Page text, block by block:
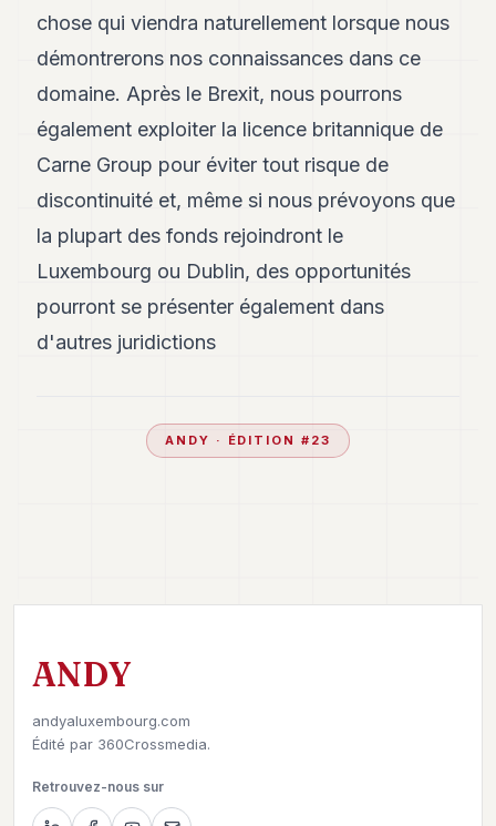
chose qui viendra naturellement lorsque nous
démontrerons nos connaissances dans ce
domaine. Après le Brexit, nous pourrons
également exploiter la licence britannique de
Carne Group pour éviter tout risque de
discontinuité et, même si nous prévoyons que
la plupart des fonds rejoindront le
Luxembourg ou Dublin, des opportunités
pourront se présenter également dans
d'autres juridictions
ANDY · ÉDITION # 23
ANDY
andyaluxembourg.com
Édité par 360Crossmedia.
Retrouvez-nous sur